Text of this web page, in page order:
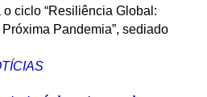
ciclo “Resiliência Global:
Pandemia”, sediado